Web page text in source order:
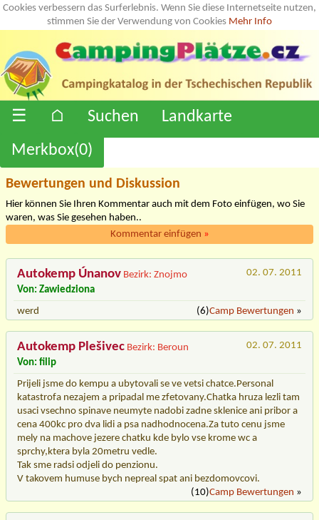
Cookies verbessern das Surferlebnis. Wenn Sie diese Internetseite nutzen,
stimmen Sie der Verwendung von Cookies Mehr Info
☰ ⌂ Suchen
Landkarte
Merkbox(0)
Bewertungen und Diskussion
Hier können Sie Ihren Kommentar auch mit dem Foto einfügen, wo Sie
waren, was Sie gesehen haben..
Kommentar einfügen »
Autokemp Únanov Bezirk: Znojmo
02. 07. 2011
Von: Zawiedziona
werd
(6)Camp Bewertungen »
Autokemp Plešivec Bezirk: Beroun
02. 07. 2011
Von: filip
Prijeli jsme do kempu a ubytovali se ve vetsi chatce.Personal
katastrofa nezajem a pripadal me zfetovany.Chatka hruza lezli tam
usaci vsechno spinave neumyte nadobi zadne sklenice ani pribor a
cena 400kc pro dva lidi a psa nadhodnocena.Za tuto cenu jsme
mely na machove jezere chatku kde bylo vse krome wc a
sprchy,ktera byla 20metru vedle.
Tak sme radsi odjeli do penzionu.
V takovem humuse bych nepreal spat ani bezdomovcovi.
(10)Camp Bewertungen »